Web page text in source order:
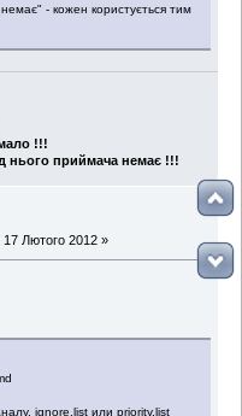
- кожен користується тим
!!!
нього приймача немає !!!
17 Лютого 2012 »
ignore.list или priority.list